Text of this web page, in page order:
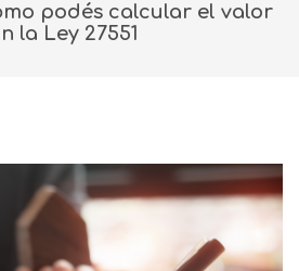
podés calcular el valor
la Ley 27551